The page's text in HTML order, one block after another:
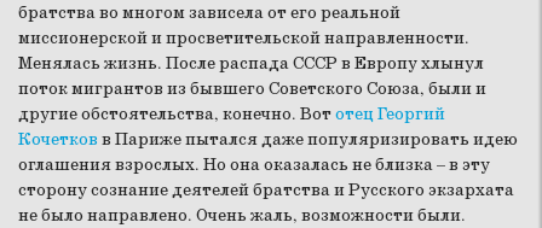
братства во многом зависела от его реальной
миссионерской и просветительской направленности.
Менялась жизнь. После распада СССР в Европу хлынул
поток мигрантов из бывшего Советского Союза, были и
другие обстоятельства, конечно. Вототец Георгий
Кочетков в Париже пытался даже популяризировать идею
оглашения взрослых. Но она оказалась не близка – в эту
сторону сознание деятелей братства и Русского экзархата
не было направлено. Очень жаль, возможности были.